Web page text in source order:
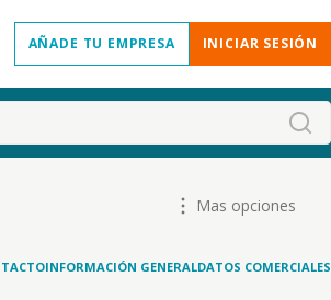
AÑADE TU EMPRESA INICIAR SESIÓN
Mas opciones
INFORMACIÓN GENERALDATOS COMERCIALES